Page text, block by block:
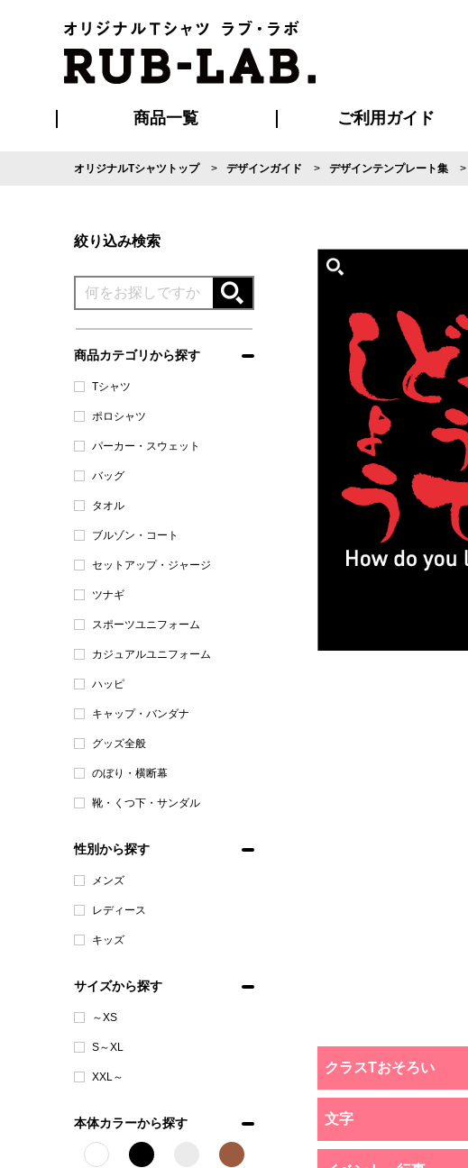
商品一覧 ご利用ガイド
ご利用ガイド
はじめての方へ
再注文の方へ
お支払い方法について
割引まとめページ
発送・特急サービスについて
版の保管期限について
マイページ会員のメリット
よくあるご質問
オリジナルTシャツトップ デザインガイド デザインテンプレート集
絞り込み検索
商品カテゴリから探す
Tシャツ
ポロシャツ
パーカー・スウェット
バッグ
タオル
ブルゾン・コート
セットアップ・ジャージ
ツナギ
スポーツユニフォーム
カジュアルユニフォーム
ハッピ
キャップ・バンダナ
グッズ全般
のぼり・横断幕
靴・くつ下・サンダル
性別から探す
メンズ
レディース
キッズ
サイズから探す
～XS
S～XL
XXL～
本体カラーから探す
クラスTおそろい
文字